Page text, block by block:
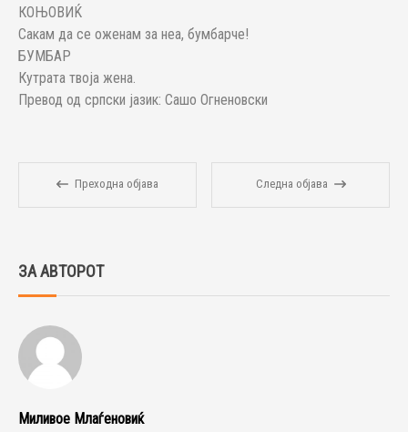
КОЊОВИЌ
Сакам да се оженам за неа, бумбарче!
БУМБАР
Кутрата твоја жена.
Превод од српски јазик: Сашо Огненовски
Преходна објава Следна објава
ЗА АВТОРОТ
Миливое Млаѓеновиќ